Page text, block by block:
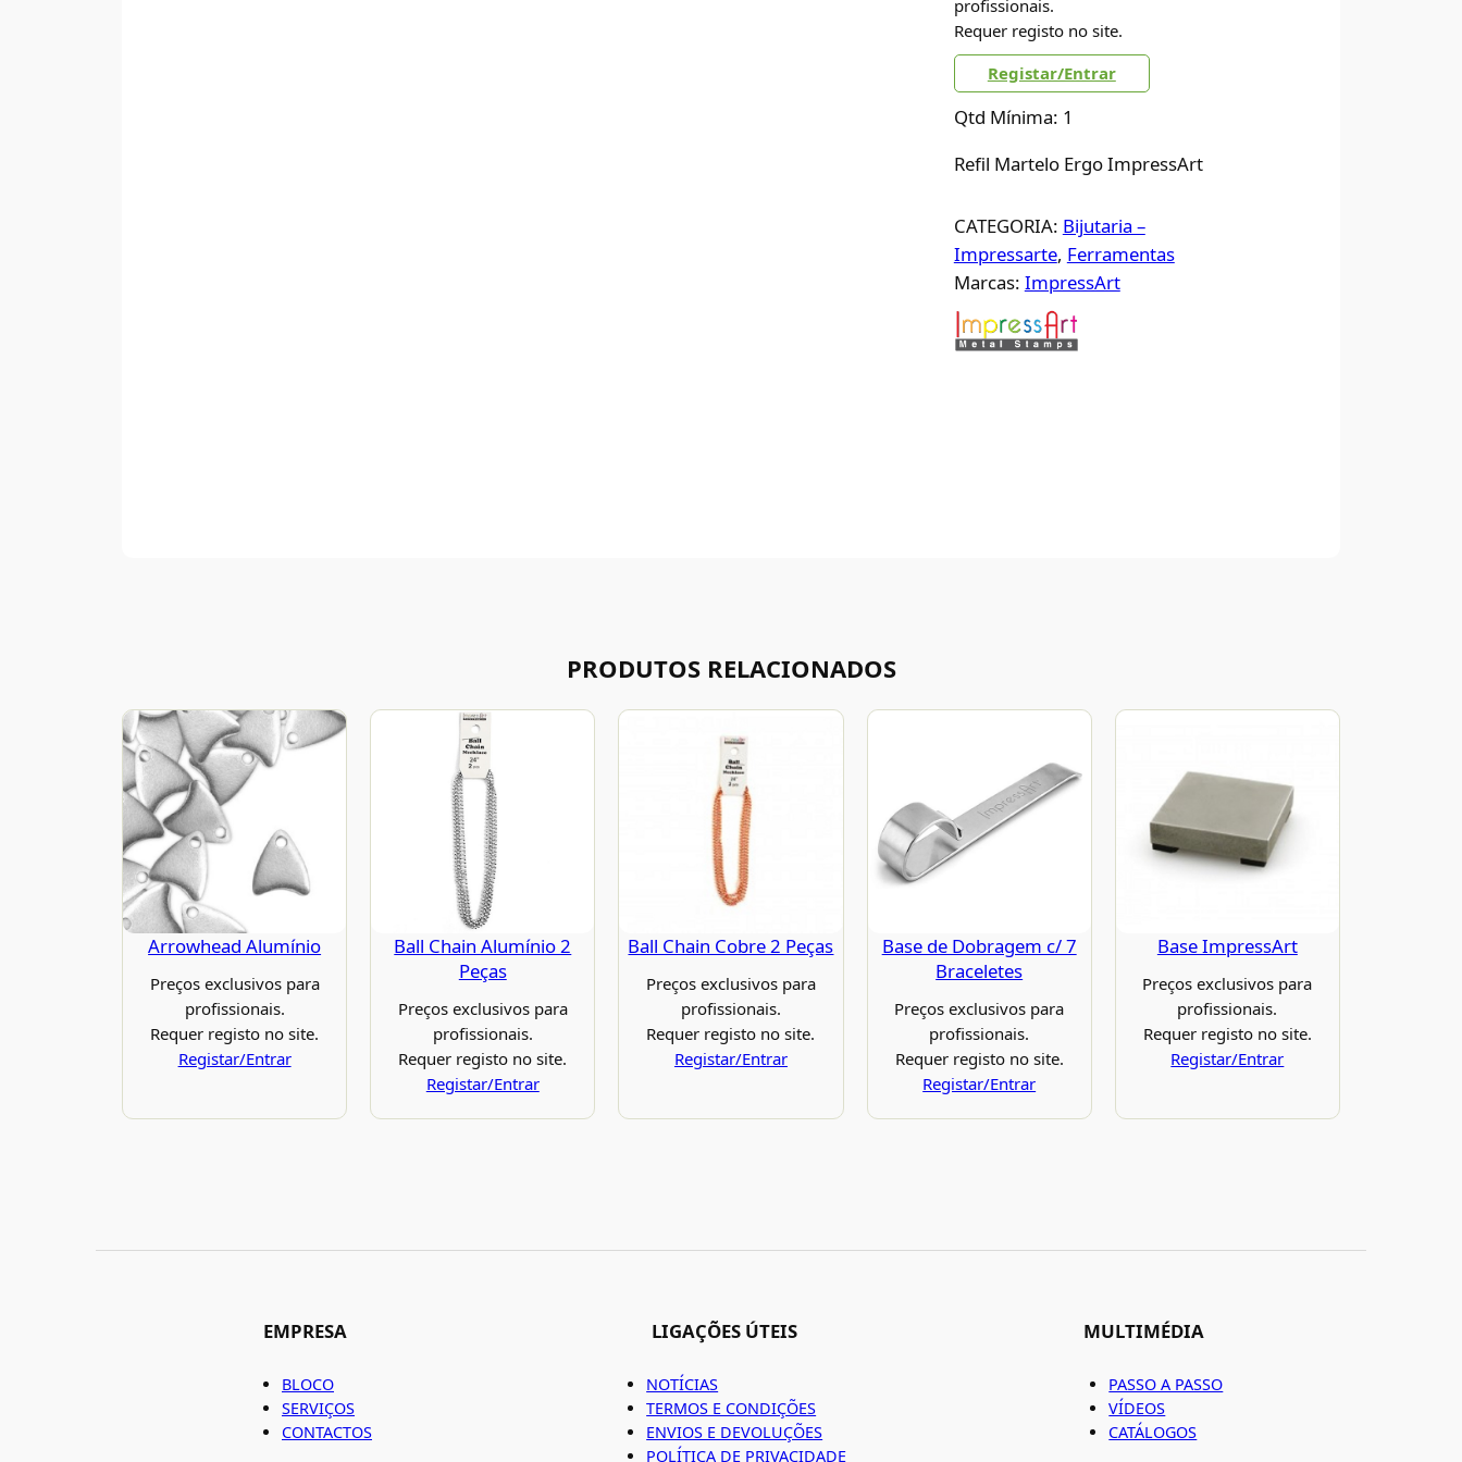
profissionais.
Requer registo no site.
Registar/Entrar
Qtd Mínima: 1
Refil Martelo Ergo ImpressArt
CATEGORIA: Bijutaria –
Impressarte, Ferramentas
Marcas: ImpressArt
PRODUTOS RELACIONADOS
Arrowhead Alumínio
Preços exclusivos para
profissionais.
Requer registo no site.
Registar/Entrar
Ball Chain Alumínio 2
Peças
Preços exclusivos para
profissionais.
Requer registo no site.
Registar/Entrar
Ball Chain Cobre 2 Peças
Preços exclusivos para
profissionais.
Requer registo no site.
Registar/Entrar
Base de Dobragem c/ 7
Braceletes
Preços exclusivos para
profissionais.
Requer registo no site.
Registar/Entrar
Base ImpressArt
Preços exclusivos para
profissionais.
Requer registo no site.
Registar/Entrar
EMPRESA
BLOCO
SERVIÇOS
CONTACTOS
LIGAÇÕES ÚTEIS
NOTÍCIAS
TERMOS E CONDIÇÕES
ENVIOS E DEVOLUÇÕES
POLÍTICA DE PRIVACIDADE
MULTIMÉDIA
PASSO A PASSO
VÍDEOS
CATÁLOGOS